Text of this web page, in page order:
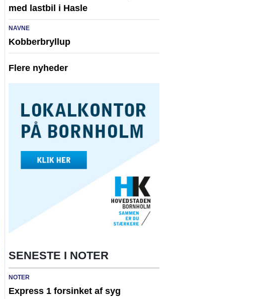
med lastbil i Hasle
NAVNE
Kobberbryllup
Flere nyheder
SENESTE I NOTER
NOTER
Express 1 forsinket af syg